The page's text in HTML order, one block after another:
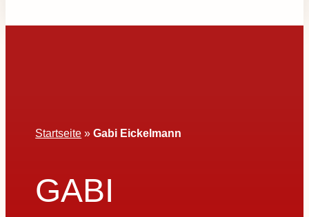
Startseite »Gabi Eickelmann
GABI